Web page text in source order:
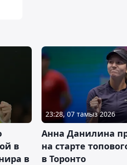
в
в
23:28, 07 тамыз 2026
Анна Данилина
на старте
в Торонто